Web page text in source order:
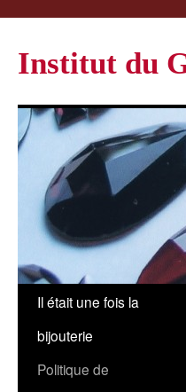
Institut du
Il était une fois la
bijouterie
Politique de